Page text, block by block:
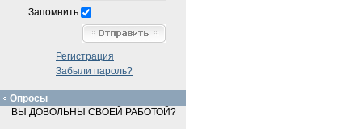
Запомнить
Регистрация
Забыли пароль?
Опросы
ВЫ ДОВОЛЬНЫ СВОЕЙ РАБОТОЙ?